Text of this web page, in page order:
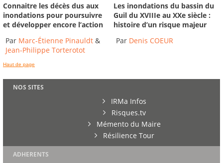
Connaitre les décès dus aux
inondations pour poursuivre
et développer encore l’action
Par Marc-Étienne Pinauldt &
Jean-Philippe Torterotot
Les inondations du bassin du
Guil du XVIIIe au XXe siècle :
histoire d’un risque majeur
Par Denis COEUR
Haut de page
NOS SITES
IRMa Infos
Risques.tv
Mémento du Maire
Résilience Tour
ADHERENTS